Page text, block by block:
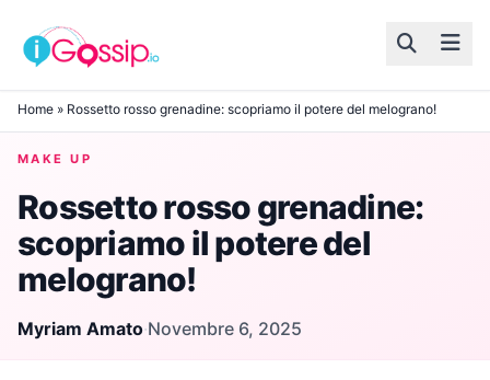
Skip to content
Home » Rossetto rosso grenadine: scopriamo il potere del melograno!
MAKE UP
Rossetto rosso grenadine:
scopriamo il potere del
melograno!
Myriam Amato·Novembre 6, 2025